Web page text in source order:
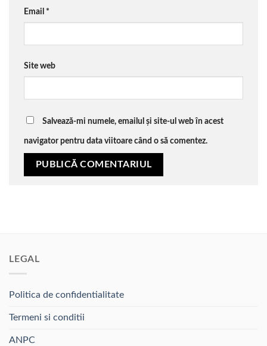
Email *
Site web
Salvează-mi numele, emailul și site-ul web în acest
navigator pentru data viitoare când o să comentez.
LEGAL
Politica de confidentialitate
Termeni si conditii
ANPC